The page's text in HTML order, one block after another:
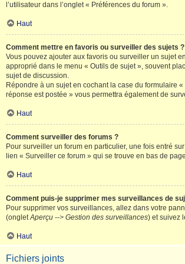
l’utilisateur dans l’onglet « Préférences du forum ».
Haut
Comment mettre en favoris ou surveiller des sujets ?
Vous pouvez ajouter aux favoris ou surveiller un sujet
approprié dans le menu « Outils de sujet », souvent
sujet de discussion.
Répondre à un sujet en cochant la case du formulaire «
réponse est postée » vous permettra également de
Haut
Comment surveiller des forums ?
Pour surveiller un forum en particulier, une fois entré
lien « Surveiller ce forum » qui se trouve en bas de
Haut
Comment puis-je supprimer mes surveillances de
Pour supprimer vos surveillances, allez dans votre
(ongletAperçu --> Gestion des surveillances) et suivez
Haut
Fichiers joints